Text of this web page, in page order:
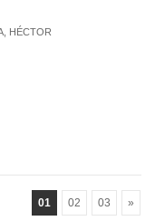
HÉCTOR
01 02 03 »